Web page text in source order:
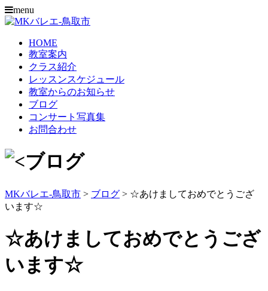
menu
HOME
教室案内
クラス紹介
レッスンスケジュール
教室からのお知らせ
ブログ
コンサート写真集
お問合わせ
MKバレエ-鳥取市 > ブログ > ☆あけましておめでとうござ
います☆
☆あけましておめでとうござ
います☆